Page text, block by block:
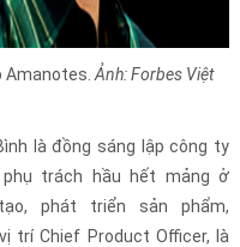
Amanotes. Ảnh: Forbes Việt
là đồng sáng lập công ty
trách hầu hết mảng ở
phát triển sản phẩm,
trí Chief Product Officer, là